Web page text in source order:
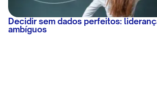
Decidir sem dados perfeitos:
ambíguos